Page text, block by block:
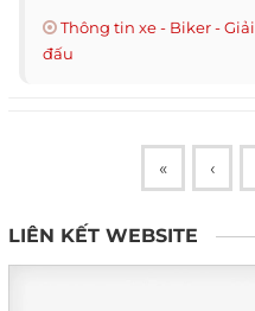
Thông tin xe - Biker - Giải
đấu
« ‹
LIÊN KẾT WEBSITE